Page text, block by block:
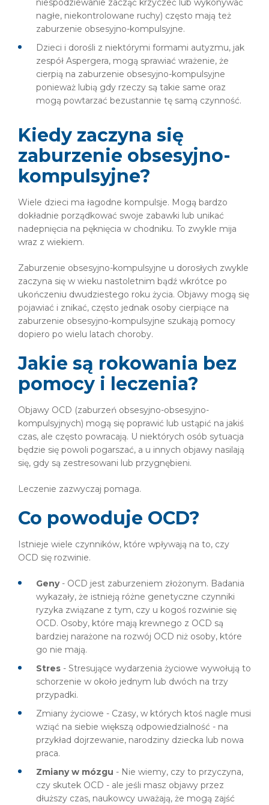
niespodziewanie zacząć krzyczeć lub wykonywać
nagłe, niekontrolowane ruchy) często mają też
zaburzenie obsesyjno-kompulsyjne.
Dzieci i dorośli z niektórymi formami autyzmu, jak
zespół Aspergera, mogą sprawiać wrażenie, że
cierpią na zaburzenie obsesyjno-kompulsyjne
ponieważ lubią gdy rzeczy są takie same oraz
mogą powtarzać bezustannie tę samą czynność.
Kiedy zaczyna się
zaburzenie obsesyjno-
kompulsyjne?
Wiele dzieci ma łagodne kompulsje. Mogą bardzo
dokładnie porządkować swoje zabawki lub unikać
nadepnięcia na pęknięcia w chodniku. To zwykle mija
wraz z wiekiem.
Zaburzenie obsesyjno-kompulsyjne u dorosłych zwykle
zaczyna się w wieku nastoletnim bądź wkrótce po
ukończeniu dwudziestego roku życia. Objawy mogą się
pojawiać i znikać, często jednak osoby cierpiące na
zaburzenie obsesyjno-kompulsyjne szukają pomocy
dopiero po wielu latach choroby.
Jakie są rokowania bez
pomocy i leczenia?
Objawy OCD (zaburzeń obsesyjno-obsesyjno-
kompulsyjnych) mogą się poprawić lub ustąpić na jakiś
czas, ale często powracają. U niektórych osób sytuacja
będzie się powoli pogarszać, a u innych objawy nasilają
się, gdy są zestresowani lub przygnębieni.
Leczenie zazwyczaj pomaga.
Co powoduje OCD?
Istnieje wiele czynników, które wpływają na to, czy
OCD się rozwinie.
Geny - OCD jest zaburzeniem złożonym. Badania
wykazały, że istnieją różne genetyczne czynniki
ryzyka związane z tym, czy u kogoś rozwinie się
OCD. Osoby, które mają krewnego z OCD są
bardziej narażone na rozwój OCD niż osoby, które
go nie mają.
Stres - Stresujące wydarzenia życiowe wywołują to
schorzenie w około jednym lub dwóch na trzy
przypadki.
Zmiany życiowe - Czasy, w których ktoś nagle musi
wziąć na siebie większą odpowiedzialność - na
przykład dojrzewanie, narodziny dziecka lub nowa
praca.
Zmiany w mózgu - Nie wiemy, czy to przyczyna,
czy skutek OCD - ale jeśli masz objawy przez
dłuższy czas, naukowcy uważają, że mogą zajść